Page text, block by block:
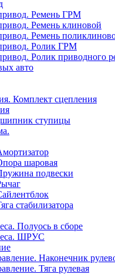
Ремень ГРМ
Ремень клиновой
Ремень
Ролик ГРМ
Ролик приводного
авто
Комплект сцепления
ступицы
шаровая
подвески
стабилизатора
Полуось в сборе
ШРУС
Наконечник
Тяга рулевая